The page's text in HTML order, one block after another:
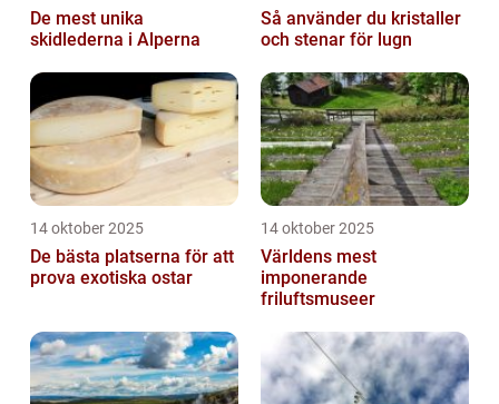
De mest unika
skidlederna i Alperna
Så använder du kristaller
och stenar för lugn
14 oktober 2025
De bästa platserna för att
prova exotiska ostar
14 oktober 2025
Världens mest
imponerande
friluftsmuseer